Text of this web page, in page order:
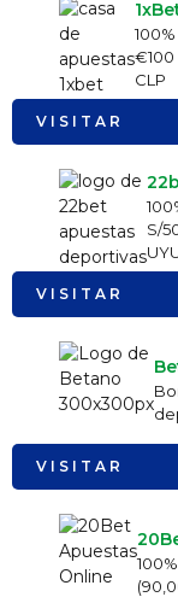
€100
CLP
VISITAR
S/
VISITAR
VISITAR